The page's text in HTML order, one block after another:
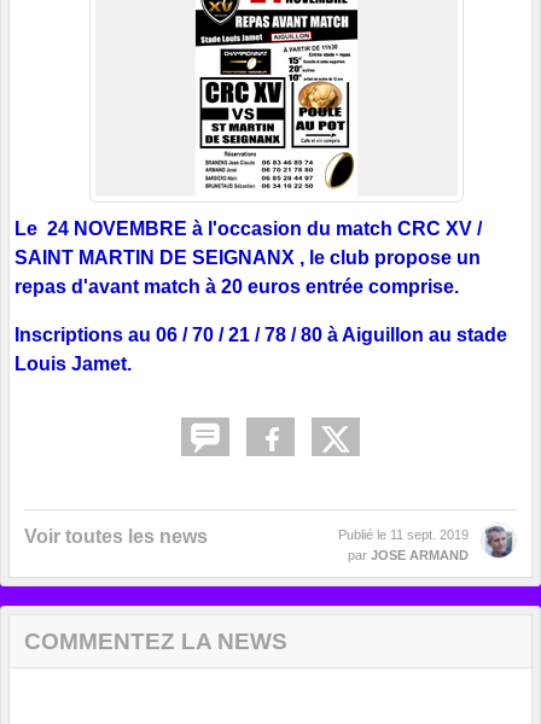
Le 24 NOVEMBRE à l'occasion du match CRC XV /
SAINT MARTIN DE SEIGNANX , le club propose un
repas d'avant match à 20 euros entrée comprise.
Inscriptions au 06 / 70 / 21 / 78 / 80 à Aiguillon au stade
Louis Jamet.
Voir toutes les news Publié le 11 sept. 2019
par JOSE ARMAND
COMMENTEZ LA NEWS